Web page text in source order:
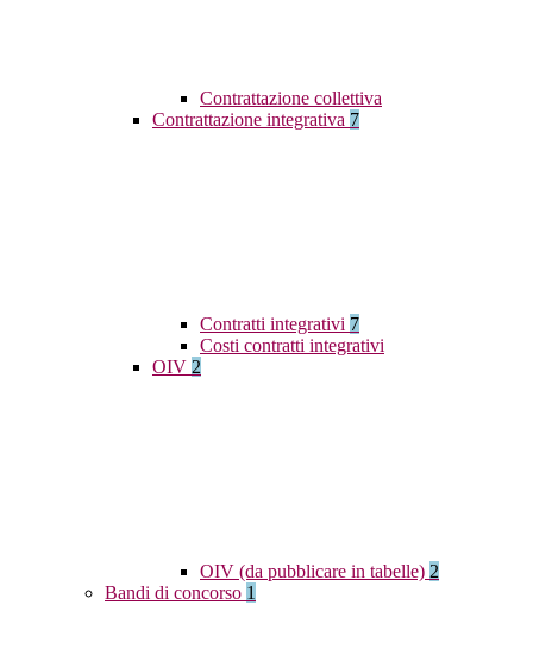
Contrattazione collettiva
Contrattazione integrativa 7
Contratti integrativi 7
Costi contratti integrativi
OIV 2
OIV (da pubblicare in tabelle) 2
Bandi di concorso 1